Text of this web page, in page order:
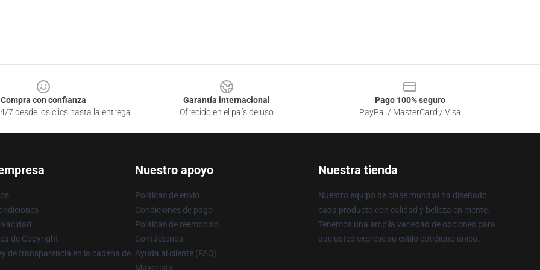
Compra con confianza
7 desde los clics hasta la entrega
Garantía internacional
Ofrecido en el país de uso
Pago 100% seguro
PayPal / MasterCard / Visa
de Copyright
de transparencia en la cadena de
Nuestro apoyo
Políticas de envío
Condiciones de pago
Políticas de reembolso
Contáctenos
Ayuda al cliente (FAQ)
Mayorista
Nuestra tienda
Nuestro equipo de clase mundial ha diseñado
cada producto con calidad y belleza en mente.
Tenemos una amplia variedad de opciones para
que usted exprese su estilo cotidiano único.